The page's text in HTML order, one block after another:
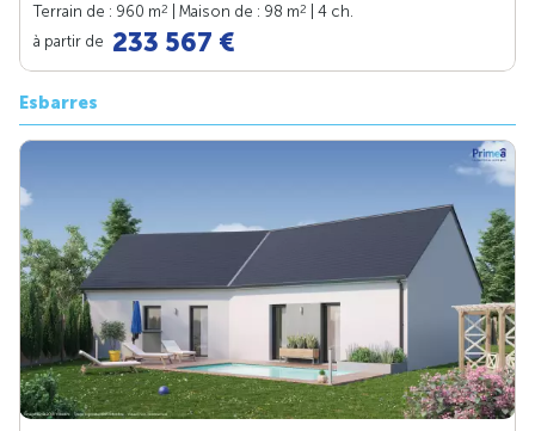
Terrain de : 960 m2 | Maison de : 98 m2
| 4 ch.
à partir de 233 567 €
Esbarres